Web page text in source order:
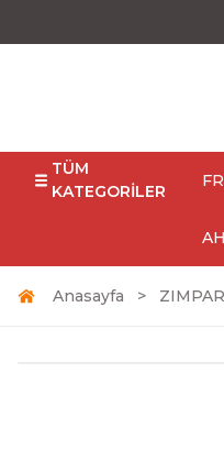
TÜM
KATEGORİLER
Anasayfa